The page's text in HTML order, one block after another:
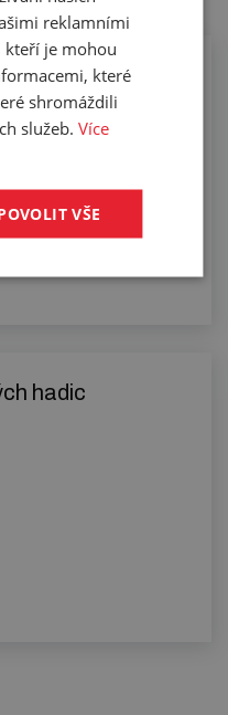
hadic
reklamními
kteří je mohou
které
shromáždili
služeb.Více
VŠE